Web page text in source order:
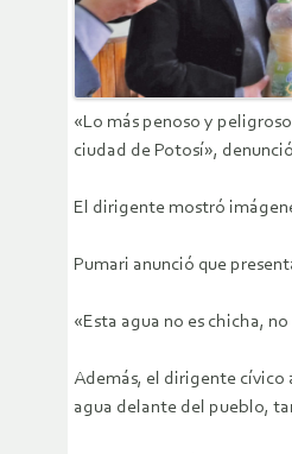
«Lo más penoso y
ciudad de Potosí»,
El dirigente mostró
Pumari anunció que
«Esta agua no es chicha,
Además, el dirigente cívico
agua delante del pueblo,